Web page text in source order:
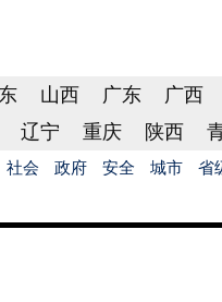
山西 广东 广西
辽宁 重庆 陕西
社会 政府 安全 城市 省